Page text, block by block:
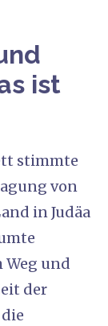
ist
stimmte
von
in Judäa
Weg und
der